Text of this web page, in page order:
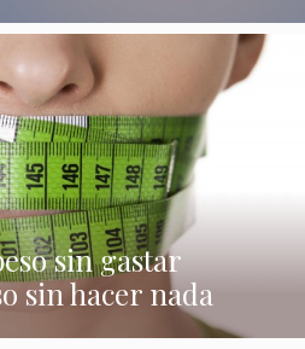
sin gastar
sin hacer nada